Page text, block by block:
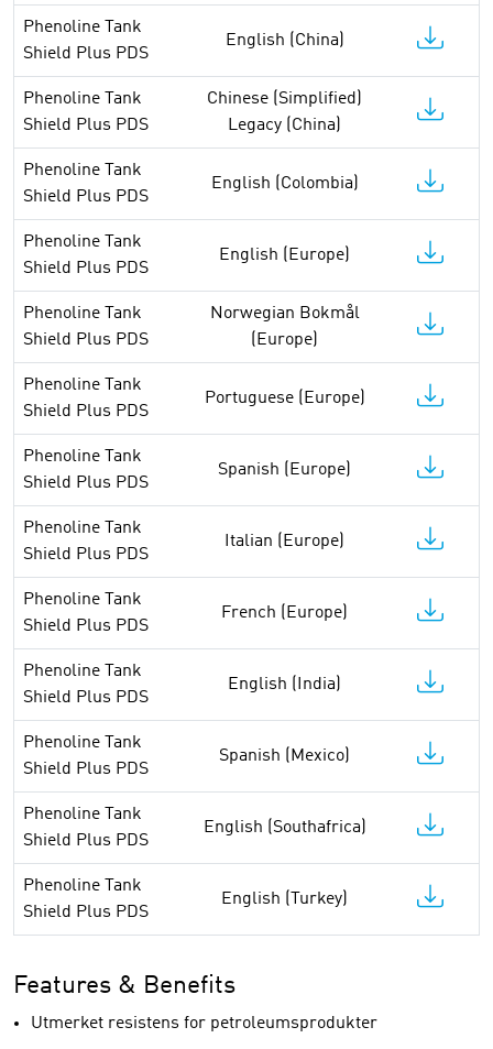
Phenoline Tank
Shield Plus PDS
English (China)
Phenoline Tank
Shield Plus PDS
Chinese (Simplified)
Legacy (China)
Phenoline Tank
Shield Plus PDS
English (Colombia)
Phenoline Tank
Shield Plus PDS
English (Europe)
Phenoline Tank
Shield Plus PDS
Norwegian Bokmål
(Europe)
Phenoline Tank
Shield Plus PDS
Portuguese (Europe)
Phenoline Tank
Shield Plus PDS
Spanish (Europe)
Phenoline Tank
Shield Plus PDS
Italian (Europe)
Phenoline Tank
Shield Plus PDS
French (Europe)
Phenoline Tank
Shield Plus PDS
English (India)
Phenoline Tank
Shield Plus PDS
Spanish (Mexico)
Phenoline Tank
Shield Plus PDS
English (Southafrica)
Phenoline Tank
Shield Plus PDS
English (Turkey)
Features & Benefits
Utmerket resistens for petroleumsprodukter